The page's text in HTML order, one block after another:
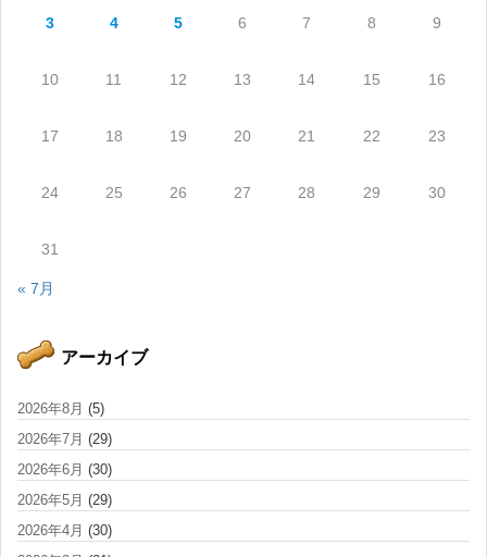
3 4 5 6 7 8 9
10 11 12 13 14 15 16
17 18 19 20 21 22 23
24 25 26 27 28 29 30
31
« 7月
アーカイブ
2026年8月 (5)
2026年7月 (29)
2026年6月 (30)
2026年5月 (29)
2026年4月 (30)